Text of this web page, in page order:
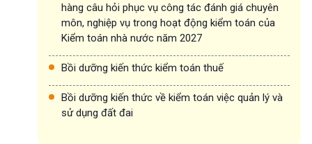
hàng câu hỏi phục vụ công tác đánh giá chuyên
môn, nghiệp vụ trong hoạt động kiểm toán của
Kiểm toán nhà nước năm 2027
Bồi dưỡng kiến thức kiểm toán thuế
Bồi dưỡng kiến thức về kiểm toán việc quản lý và
sử dụng đất đai